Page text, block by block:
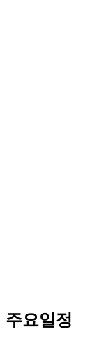
주요일정